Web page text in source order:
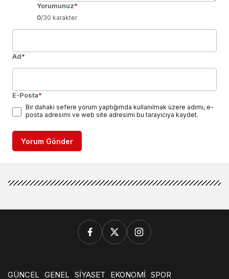
Yorumunuz*
0/30 karakter
Ad*
E-Posta*
Bir dahaki sefere yorum yaptığımda kullanılmak üzere adımı, e-
posta adresimi ve web site adresimi bu tarayıcıya kaydet.
Yorum Gönder
GÜNCEL GENEL SİYASET EKONOMİ SPOR